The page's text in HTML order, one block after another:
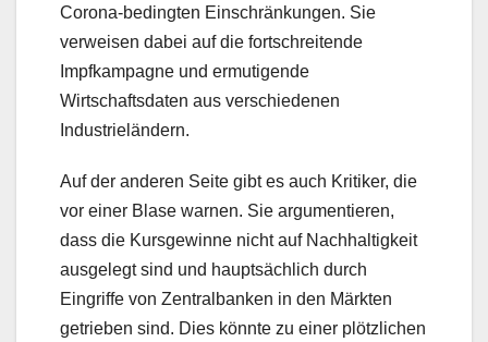
Corona-bedingten Einschränkungen. Sie
verweisen dabei auf die fortschreitende
Impfkampagne und ermutigende
Wirtschaftsdaten aus verschiedenen
Industrieländern.
Auf der anderen Seite gibt es auch Kritiker, die
vor einer Blase warnen. Sie argumentieren,
dass die Kursgewinne nicht auf Nachhaltigkeit
ausgelegt sind und hauptsächlich durch
Eingriffe von Zentralbanken in den Märkten
getrieben sind. Dies könnte zu einer plötzlichen